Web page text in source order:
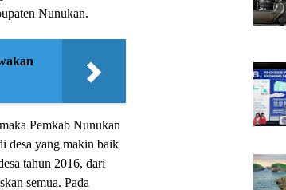
Nunukan.
Pemkab Nunukan
desa yang makin baik
tahun 2016, dari
semua. Pada